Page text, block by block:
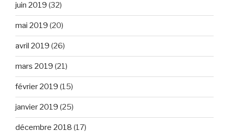
juin 2019 (32)
mai 2019 (20)
avril 2019 (26)
mars 2019 (21)
février 2019 (15)
janvier 2019 (25)
décembre 2018 (17)